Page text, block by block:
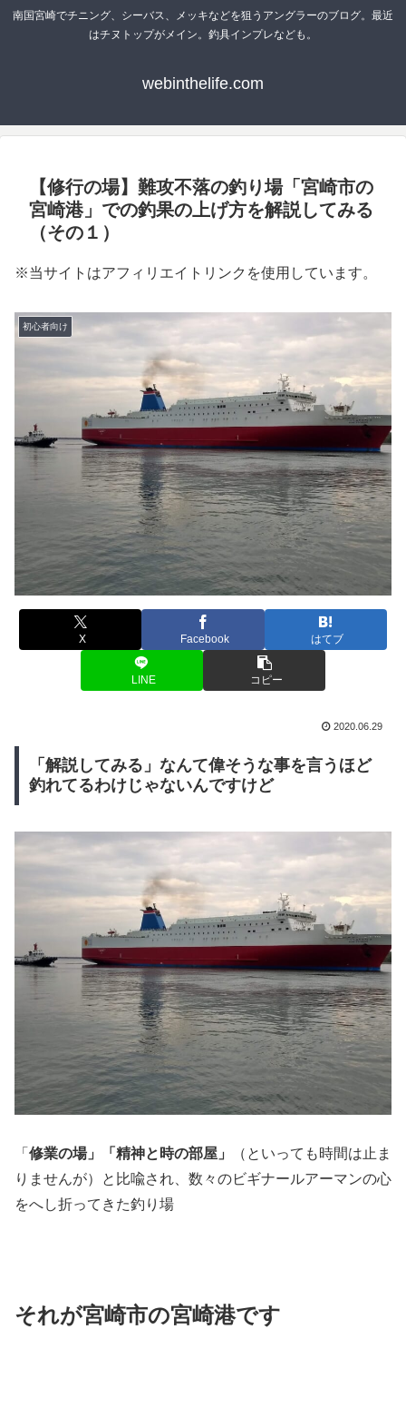
南国宮崎でチニング、シーバス、メッキなどを狙うアングラーのブログ。最近
はチヌトップがメイン。釣具インプレなども。
webinthelife.com
【修行の場】難攻不落の釣り場「宮崎市の
宮崎港」での釣果の上げ方を解説してみる
（その１）
※当サイトはアフィリエイトリンクを使用しています。
初心者向け
X Facebook はてブ
LINE コピー
2020.06.29
「解説してみる」なんて偉そうな事を言うほど
釣れてるわけじゃないんですけど
「 修業の場」「精神と時の部屋」
（といっても時間は止ま
りませんが）と比喩され、数々のビギナールアーマンの心
をへし折ってきた釣り場
それが宮崎市の宮崎港です